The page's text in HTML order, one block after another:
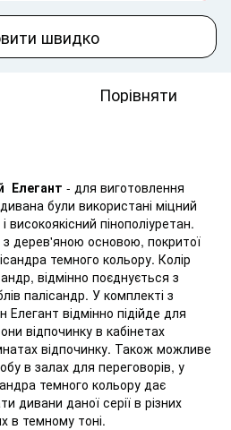
швидко
Порівняти
Елегант - для виготовлення
були використані міцний
високоякісний пінополіуретан.
з дерев'яною основою, покритої
темного кольору. Колір
відмінно поєднується з
палісандр. У комплекті з
Елегант відмінно підійде для
відпочинку в кабінетах
відпочинку. Також можливе
в залах для переговорів, у
темного кольору дає
дивани даної серії в різних
в темному тоні.